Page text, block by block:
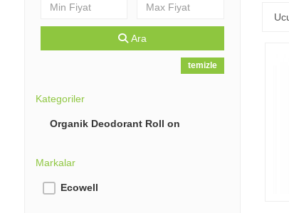
Ara
temizle
Kategoriler
Organik Deodorant Roll on
Markalar
Ecowell